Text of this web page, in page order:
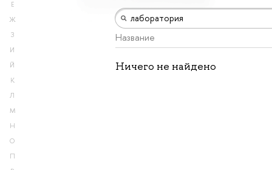
Е
Ж
З
И
Й
К
Л
М
Н
О
П
Название
Ничего не найдено